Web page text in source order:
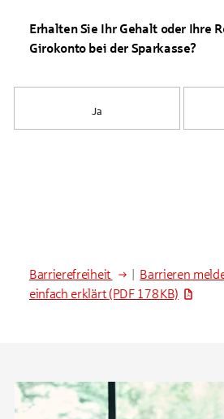
Erhalten Sie Ihr Gehalt oder Ihre
Girokonto bei der Sparkasse?
Ja
Barrierefreiheit Barrieren
einfach erklärt (PDF 178 KB)